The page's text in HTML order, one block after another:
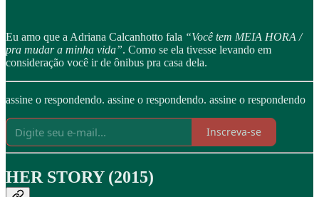
Eu amo que a Adriana Calcanhotto fala “Você tem MEIA HORA /
pra mudar a minha vida”. Como se ela tivesse levando em
consideração você ir de ônibus pra casa dela.
assine o respondendo. assine o respondendo. assine o respondendo
Inscreva-se
HER STORY (2015)